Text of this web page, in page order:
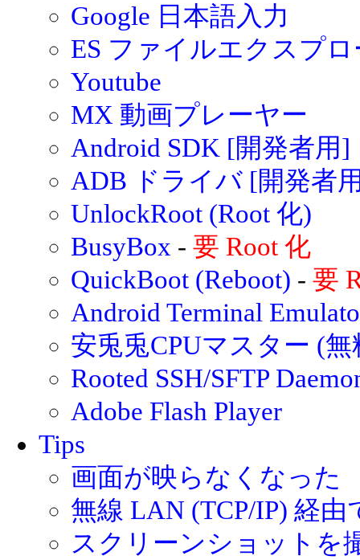
Google 日本語入力
ES ファイルエクスプ
Youtube
MX 動画プレーヤー
Android SDK [開発者用]
ADB ドライバ [開発者
UnlockRoot (Root 化)
BusyBox - 要 Root 化
QuickBoot (Reboot) - 要
Android Terminal
安兎兎CPUマスター (無
Rooted SSH/SFTP
Adobe Flash Player
Tips
画面が映らなくなった
無線 LAN (TCP/IP) 経
スクリーンショットを